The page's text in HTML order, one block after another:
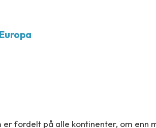
fordelt på alle kontinenter, om enn